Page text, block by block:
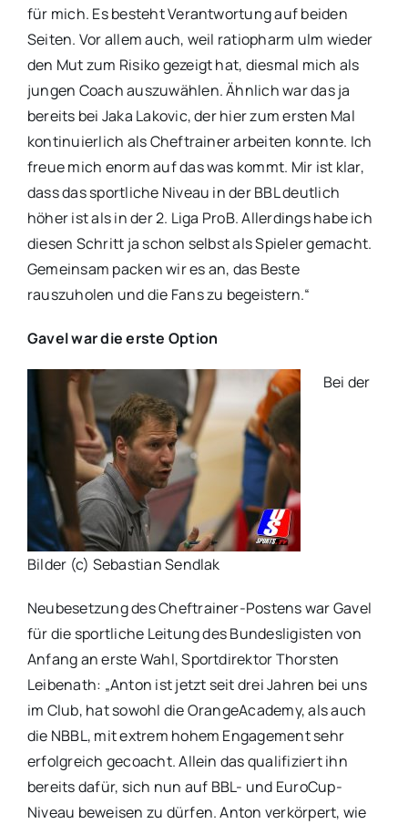
für mich. Es besteht Verantwortung auf beiden
Seiten. Vor allem auch, weil ratiopharm ulm wieder
den Mut zum Risiko gezeigt hat, diesmal mich als
jungen Coach auszuwählen. Ähnlich war das ja
bereits bei Jaka Lakovic, der hier zum ersten Mal
kontinuierlich als Cheftrainer arbeiten konnte. Ich
freue mich enorm auf das was kommt. Mir ist klar,
dass das sportliche Niveau in der BBL deutlich
höher ist als in der 2. Liga ProB. Allerdings habe ich
diesen Schritt ja schon selbst als Spieler gemacht.
Gemeinsam packen wir es an, das Beste
rauszuholen und die Fans zu begeistern.“
Gavel war die erste Option
Bilder (c) Sebastian Sendlak
Bei der
Neubesetzung des Cheftrainer-Postens war Gavel
für die sportliche Leitung des Bundesligisten von
Anfang an erste Wahl, Sportdirektor Thorsten
Leibenath: „Anton ist jetzt seit drei Jahren bei uns
im Club, hat sowohl die OrangeAcademy, als auch
die NBBL, mit extrem hohem Engagement sehr
erfolgreich gecoacht. Allein das qualifiziert ihn
bereits dafür, sich nun auf BBL- und EuroCup-
Niveau beweisen zu dürfen. Anton verkörpert, wie